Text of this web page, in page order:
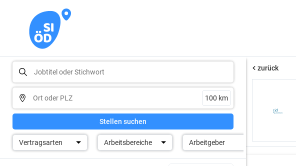
Stellen suchen
Vertragsarten Arbeitsbereiche Arbeitgeber
zurück